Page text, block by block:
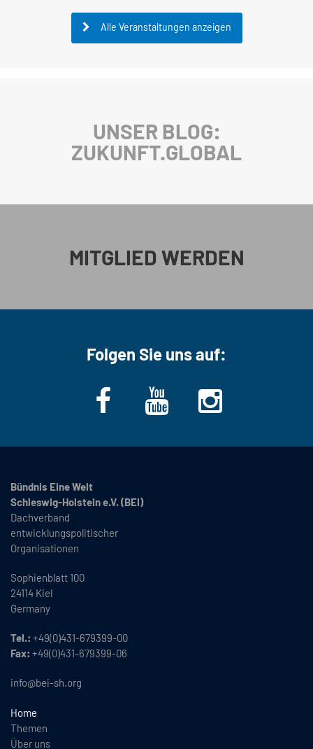
Alle Veranstaltungen anzeigen
UNSER BLOG:
ZUKUNFT.GLOBAL
MITGLIED WERDEN
Folgen Sie uns auf:
Bündnis Eine Welt
Schleswig-Holstein e.V. (BEI)
Dachverband
entwicklungspolitischer
Organisationen
Sophienblatt 100
24114 Kiel
Germany
Tel.: +49(0)431-679399-00
Fax: +49(0)431-679399-06
info@bei-sh.org
Home
Themen
Über uns